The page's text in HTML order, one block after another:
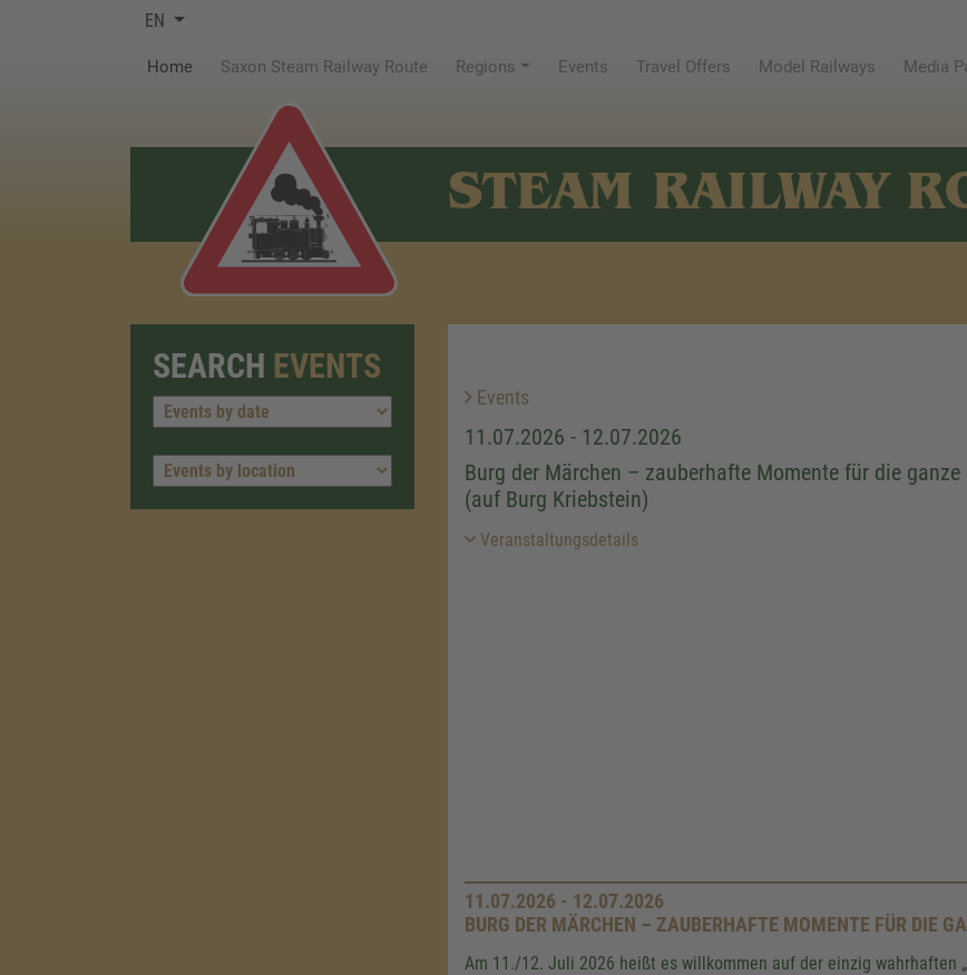
EN
Home(current)Saxon Steam Railway Route Regions Events Travel Offers Model Railways Media
STEAM RAILWAY
SEARCH EVENTS
Events
11.07.2026 - 12.07.2026
Burg der Märchen – zauberhafte Momente für die
(auf Burg Kriebstein)
Veranstaltungsdetails
11.07.2026 - 12.07.2026
BURG DER MÄRCHEN – ZAUBERHAFTE MOMENTE FÜR DIE
Am 11./12. Juli 2026 heißt es willkommen auf der einzig wahrhaften